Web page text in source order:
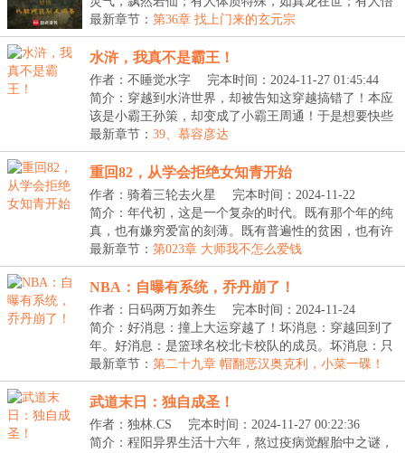
性...
最新章节： 第36章 找上门来的玄元宗
水浒，我真不是霸王！
作者：不睡觉水字
完本时间：2024-11-27 01:45:44
简介：穿越到水浒世界，却被告知这穿越搞错了！本应
该是小霸王孙策，却变成了小霸王周通！于是想要快些
得...
最新章节： 39、慕容彦达
重回82，从学会拒绝女知青开始
作者：骑着三轮去火星
完本时间：2024-11-22
09:00:16
简介：年代初，这是一个复杂的时代。既有那个年的纯
真，也有嫌穷爱富的刻薄。既有普遍性的贫困，也有许
多...
最新章节： 第023章 大师我不怎么爱钱
NBA：自曝有系统，乔丹崩了！
作者：日码两万如养生
完本时间：2024-11-24
11:12:39
简介：好消息：撞上大运穿越了！坏消息：穿越回到了
年。好消息：是篮球名校北卡校队的成员。坏消息：只
是...
最新章节： 第二十九章 帽翻恶汉奥克利，小菜一碟！
（求追读）
武道末日：独自成圣！
作者：独林.CS
完本时间：2024-11-27 00:22:36
简介：程阳异界生活十六年，熬过疫病觉醒胎中之谜，